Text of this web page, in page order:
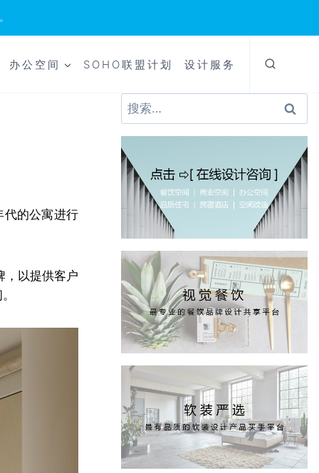
办公空间 SOHO联盟计划 设计服务
的公寓进行
，以提供客户
搜
索：